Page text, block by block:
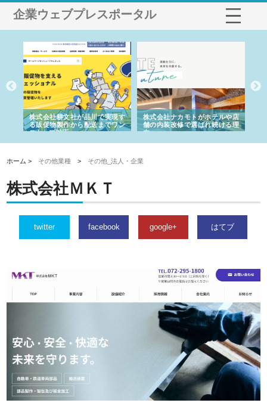
企業ウェブプレスポータル
株式会社耕文社が品川で実現す
る販促物製作から配送までワン
ストップ対応
株式会社ナカモトがホテルや店
舗の内装改修で選ばれ続ける理
由
ホーム > その他業種 > その他_法人・企業
株式会社ＭＫＴ
twitter facebook google+ はてブ